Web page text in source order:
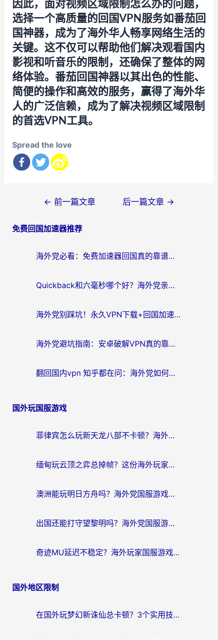
因此，面对视频区域限制怎么办的问题，
选择一个高质量的回国VPN服务如番茄回
国神器，成为了海外华人畅享网络生活的
关键。这不仅可以帮助他们解决观看国内
影视和听音乐的限制，还确保了整体的网
络体验。番茄回国神器以其出色的性能、
简便的操作和高效的服务，赢得了海外华
人的广泛信赖，成为了解决视频区域限制
的首选VPN工具。
Spread the love
导
← 前一篇文章 后一篇文章 →
免费回国加速器推荐
海外党必看：免费加速器回国真的靠谱吗？3步教你选到好用的归雁替代
Quickback和六毫秒哪个好？海外党亲测：选对回国加速器，无缝刷剧办公不再愁
海外党别踩坑！永久VPN下载+回国加速器选择指南，无缝刷国内剧游戏支付
海外党避坑指南：安卓破解VPN真的靠谱吗？教你选对回国加速器无缝刷国内资源
翻回国内vpn 知乎都在问：海外党如何选对加速器，无缝刷剧打游戏？
国外玩国服游戏
菲律宾怎么玩新天龙八部不卡顿？海外党国服游戏加速器终极指南（附欧洲国外玩家实测）
缅甸玩云顶之弈总掉帧？这份海外玩家专属加速器攻略帮你上分
澳洲能玩明日方舟吗？海外党国服游戏畅玩终极指南（附实用加速器选择技巧）
出国还能打守望黎明吗？海外党国服游戏不卡顿的终极解法
奇迹MU延迟不稳定？海外玩家国服游戏加速器终极指南：从卡顿到丝滑的秘密
国外地区限制
在国外玩梦幻新诛仙总卡顿？3个实用技巧解决海外党痛点（附回国加速器选择指南）